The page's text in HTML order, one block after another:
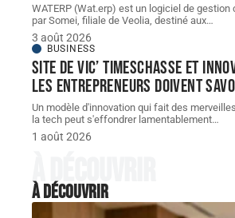
WATERP (Wat.erp) est un logiciel de gestion
par Somei, filiale de Veolia, destiné aux…
3 août 2026
BUSINESS
Site de vic’ Timeschasse et
les entrepreneurs doivent
Un modèle d'innovation qui fait des
la tech peut s'effondrer lamentablement…
1 août 2026
À découvrir
À découvrir